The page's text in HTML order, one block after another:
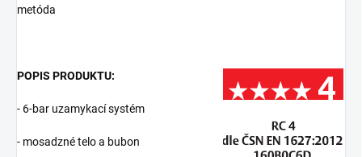
metóda
POPIS PRODUKTU:
- 6-bar uzamykací systém
- mosadzné telo a bubon